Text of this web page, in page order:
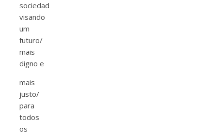
sociedade,/
visando
um
futuro/
mais
digno e
mais
justo/
para
todos
os